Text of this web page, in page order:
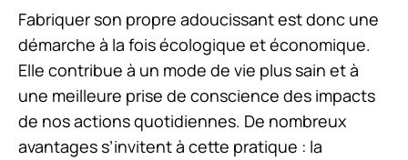
Fabriquer son propre adoucissant est donc une
démarche à la fois écologique et économique.
Elle contribue à un mode de vie plus sain et à
une meilleure prise de conscience des impacts
de nos actions quotidiennes. De nombreux
avantages s’invitent à cette pratique : la